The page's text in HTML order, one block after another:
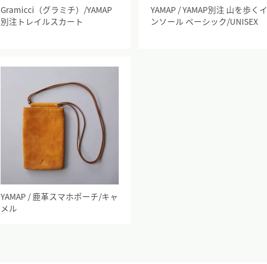
Gramicci（グラミチ）/YAMAP
別注トレイルスカート
YAMAP / YAMAP別注 山を歩くイ
ンソール ベーシック/UNISEX
YAMAP / 鹿革スマホポーチ/キャ
メル